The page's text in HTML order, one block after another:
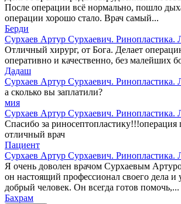
После операции всё нормально, пошло
операции хорошо стало. Врач самый...
Берди
Сурхаев Артур Сурхаевич. Ринопластика.
Отличный хирург, от Бога. Делает
оперативно и качественно, без малейших
Дадаш
Сурхаев Артур Сурхаевич. Ринопластика.
а сколько вы заплатили?
мия
Сурхаев Артур Сурхаевич. Ринопластика.
Спасибо за
отличный врач
Пациент
Сурхаев Артур Сурхаевич. Ринопластика.
Я очень доволен врачом Сурхаевым
он настоящий профессионал своего дела и
добрый человек. Он всегда готов помочь,...
Бахрам